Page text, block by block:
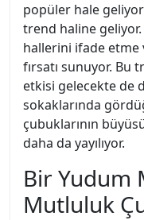
popüler hale
trend haline
hallerini ifade
fırsatı sunuyor.
etkisi gelecekte de
sokaklarında
çubuklarının
daha da yayılıyor.
Bir Yudum
Mutluluk